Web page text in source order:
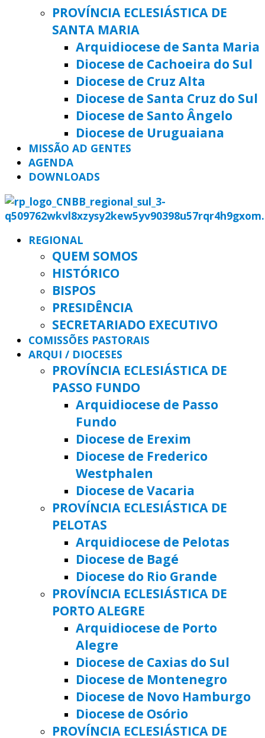
PROVÍNCIA ECLESIÁSTICA DE
SANTA MARIA
Arquidiocese de Santa Maria
Diocese de Cachoeira do Sul
Diocese de Cruz Alta
Diocese de Santa Cruz do Sul
Diocese de Santo Ângelo
Diocese de Uruguaiana
MISSÃO AD GENTES
AGENDA
DOWNLOADS
REGIONAL
QUEM SOMOS
HISTÓRICO
BISPOS
PRESIDÊNCIA
SECRETARIADO EXECUTIVO
COMISSÕES PASTORAIS
ARQUI / DIOCESES
PROVÍNCIA ECLESIÁSTICA DE
PASSO FUNDO
Arquidiocese de Passo
Fundo
Diocese de Erexim
Diocese de Frederico
Westphalen
Diocese de Vacaria
PROVÍNCIA ECLESIÁSTICA DE
PELOTAS
Arquidiocese de Pelotas
Diocese de Bagé
Diocese do Rio Grande
PROVÍNCIA ECLESIÁSTICA DE
PORTO ALEGRE
Arquidiocese de Porto
Alegre
Diocese de Caxias do Sul
Diocese de Montenegro
Diocese de Novo Hamburgo
Diocese de Osório
PROVÍNCIA ECLESIÁSTICA DE